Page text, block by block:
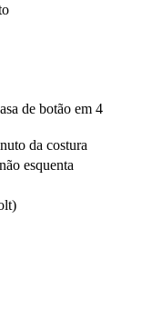
de botão em 4
da costura
esquenta